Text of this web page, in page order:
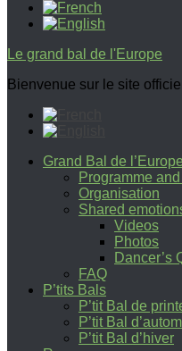
Le grand bal de l'Europe
Bienvenue sur le site
Grand Bal de l’Europe
Programme
Organisation
Shared
Videos
Photos
Dancer’s
FAQ
P’tits Bals
P’tit Bal de
P’tit Bal
P’tit Bal d’hiver